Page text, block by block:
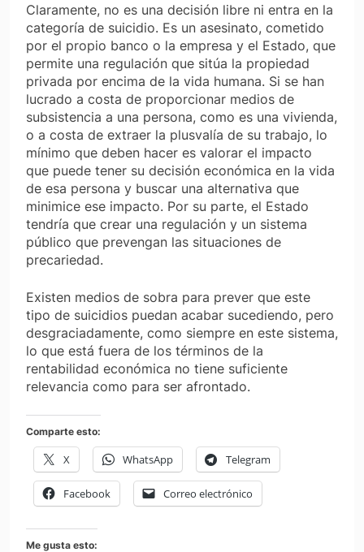
Claramente, no es una decisión libre ni entra en la
categoría de suicidio. Es un asesinato, cometido
por el propio banco o la empresa y el Estado, que
permite una regulación que sitúa la propiedad
privada por encima de la vida humana. Si se han
lucrado a costa de proporcionar medios de
subsistencia a una persona, como es una vivienda,
o a costa de extraer la plusvalía de su trabajo, lo
mínimo que deben hacer es valorar el impacto
que puede tener su decisión económica en la vida
de esa persona y buscar una alternativa que
minimice ese impacto. Por su parte, el Estado
tendría que crear una regulación y un sistema
público que prevengan las situaciones de
precariedad.
Existen medios de sobra para prever que este
tipo de suicidios puedan acabar sucediendo, pero
desgraciadamente, como siempre en este sistema,
lo que está fuera de los términos de la
rentabilidad económica no tiene suficiente
relevancia como para ser afrontado.
Comparte esto:
X WhatsApp Telegram
Facebook Correo electrónico
Me gusta esto: